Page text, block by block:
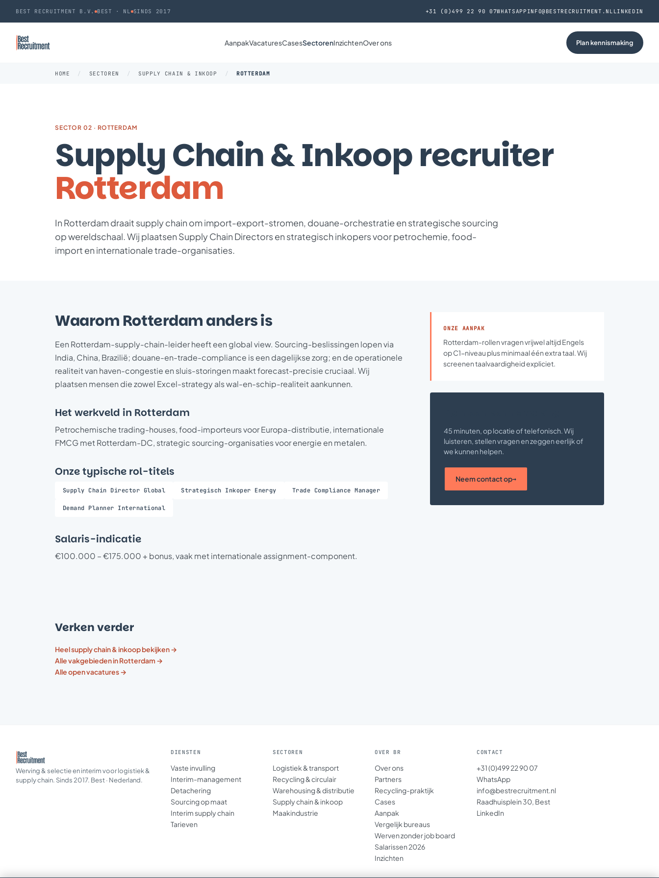
BEST RECRUITMENT B.V. BEST · NL SINDS 2017 +31 (0)499 22 90 07WHATSAPP INFO@BESTRECRUITMENT.NL LINKEDIN
AanpakVacaturesCasesSectorenInzichtenOver ons Plan kennismaking
HOME / SECTOREN / SUPPLY CHAIN & INKOOP / ROTTERDAM
SECTOR 02 · ROTTERDAM
Supply Chain & Inkoop recruiter
Rotterdam
In Rotterdam draait supply chain om import-export-stromen, douane-orchestratie en strategische sourcing
op wereldschaal. Wij plaatsen Supply Chain Directors en strategisch inkopers voor petrochemie, food-
import en internationale trade-organisaties.
Waarom Rotterdam anders is
Een Rotterdam-supply-chain-leider heeft een global view. Sourcing-beslissingen lopen via
India, China, Brazilië; douane-en-trade-compliance is een dagelijkse zorg; en de operationele
realiteit van haven-congestie en sluis-storingen maakt forecast-precisie cruciaal. Wij
plaatsen mensen die zowel Excel-strategy als wal-en-schip-realiteit aankunnen.
Het werkveld in Rotterdam
Petrochemische trading-houses, food-importeurs voor Europa-distributie, internationale
FMCG met Rotterdam-DC, strategic sourcing-organisaties voor energie en metalen.
Onze typische rol-titels
Supply Chain Director Global Strategisch Inkoper Energy Trade Compliance Manager
Demand Planner International
Salaris-indicatie
€100.000 – €175.000 + bonus, vaak met internationale assignment-component.
ONZE AANPAK
Rotterdam-rollen vragen vrijwel altijd Engels
op C1-niveau plus minimaal één extra taal. Wij
screenen taalvaardigheid expliciet.
45 minuten, op locatie of telefonisch. Wij
luisteren, stellen vragen en zeggen eerlijk of
we kunnen helpen.
Neem contact op→
Verken verder
Heel supply chain & inkoop bekijken →
Alle vakgebieden in Rotterdam →
Alle open vacatures →
Werving & selectie en interim voor logistiek &
supply chain. Sinds 2017. Best · Nederland.
DIENSTEN
Vaste invulling
Interim-management
Detachering
Sourcing op maat
Interim supply chain
Tarieven
SECTOREN
Logistiek & transport
Recycling & circulair
Warehousing & distributie
Supply chain & inkoop
Maakindustrie
OVER BR
Over ons
Partners
Recycling-praktijk
Cases
Aanpak
Vergelijk bureaus
Werven zonder job board
Salarissen 2026
Inzichten
CONTACT
+31 (0)499 22 90 07
WhatsApp
info@bestrecruitment.nl
Raadhuisplein 30, Best
LinkedIn